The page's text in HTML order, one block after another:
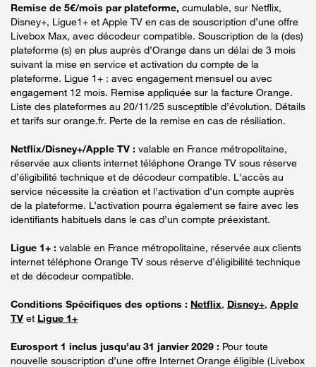
Remise de 5€/mois par plateforme, cumulable, sur Netflix,
Disney+, Ligue1+ et Apple TV en cas de souscription d’une offre
Livebox Max, avec décodeur compatible. Souscription de la (des)
plateforme (s) en plus auprès d’Orange dans un délai de 3 mois
suivant la mise en service et activation du compte de la
plateforme. Ligue 1+ : avec engagement mensuel ou avec
engagement 12 mois. Remise appliquée sur la facture Orange.
Liste des plateformes au 20/11/25 susceptible d’évolution. Détails
et tarifs sur orange.fr. Perte de la remise en cas de résiliation.
Netflix/Disney+/Apple TV : valable en France métropolitaine,
réservée aux clients internet téléphone Orange TV sous réserve
d’éligibilité technique et de décodeur compatible. L'accès au
service nécessite la création et l'activation d'un compte auprès
de la plateforme. L’activation pourra également se faire avec les
identifiants habituels dans le cas d’un compte préexistant.
Ligue 1+ : valable en France métropolitaine, réservée aux clients
internet téléphone Orange TV sous réserve d’éligibilité technique
et de décodeur compatible.
Conditions Spécifiques des options : Netflix, Disney+, Apple
TV et Ligue 1+
Eurosport 1 inclus jusqu’au 31 janvier 2029 : Pour toute
nouvelle souscription d’une offre Internet Orange éligible (Livebox